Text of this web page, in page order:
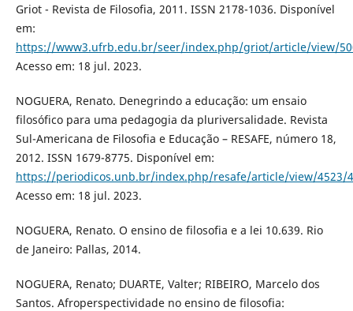
Griot - Revista de Filosofia, 2011. ISSN 2178-1036. Disponível
em:
https://www3.ufrb.edu.br/seer/index.php/griot/article/view/
Acesso em: 18 jul. 2023.
NOGUERA, Renato. Denegrindo a educação: um ensaio
filosófico para uma pedagogia da pluriversalidade. Revista
Sul-Americana de Filosofia e Educação – RESAFE, número 18,
2012. ISSN 1679-8775. Disponível em:
https://periodicos.unb.br/index.php/resafe/article/view/4523/
Acesso em: 18 jul. 2023.
NOGUERA, Renato. O ensino de filosofia e a lei 10.639. Rio
de Janeiro: Pallas, 2014.
NOGUERA, Renato; DUARTE, Valter; RIBEIRO, Marcelo dos
Santos. Afroperspectividade no ensino de filosofia: